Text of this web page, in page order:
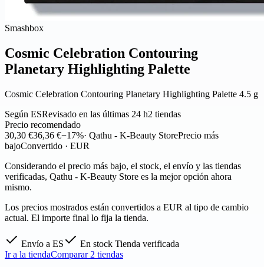
Smashbox
Cosmic Celebration Contouring
Planetary Highlighting Palette
Cosmic Celebration Contouring Planetary Highlighting Palette 4.5 g
Según ESRevisado en las últimas 24 h2 tiendas
Precio recomendado
30,30 €36,36 €−17%· Qathu - K-Beauty StorePrecio más
bajoConvertido · EUR
Considerando el precio más bajo, el stock, el envío y las tiendas
verificadas, Qathu - K-Beauty Store es la mejor opción ahora
mismo.
Los precios mostrados están convertidos a EUR al tipo de cambio
actual. El importe final lo fija la tienda.
Envío a ES En stock Tienda verificada
Ir a la tiendaComparar 2 tiendas